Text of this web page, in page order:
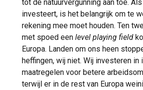
tot de natuurvergunning aan toe.
investeert, is het belangrijk om te
rekening mee moet houden. Ten
met spoed een level playing field
Europa. Landen om ons heen
heffingen, wij niet. Wij investeren in
maatregelen voor betere
terwijl er in de rest van Europa